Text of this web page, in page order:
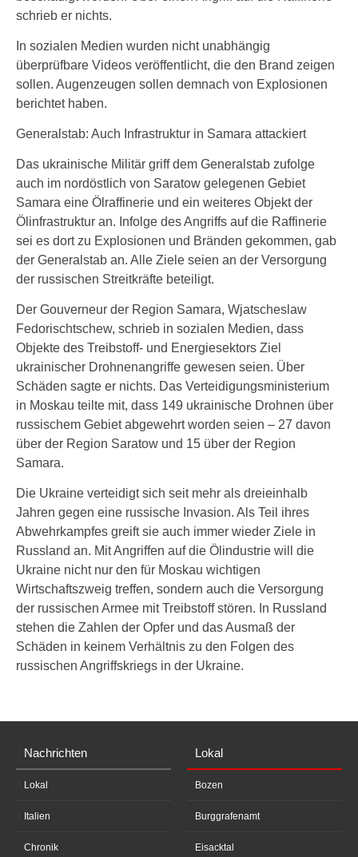
schrieb er nichts.
In sozialen Medien wurden nicht unabhängig
überprüfbare Videos veröffentlicht, die den Brand zeigen
sollen. Augenzeugen sollen demnach von Explosionen
berichtet haben.
Generalstab: Auch Infrastruktur in Samara attackiert
Das ukrainische Militär griff dem Generalstab zufolge
auch im nordöstlich von Saratow gelegenen Gebiet
Samara eine Ölraffinerie und ein weiteres Objekt der
Ölinfrastruktur an. Infolge des Angriffs auf die Raffinerie
sei es dort zu Explosionen und Bränden gekommen, gab
der Generalstab an. Alle Ziele seien an der Versorgung
der russischen Streitkräfte beteiligt.
Der Gouverneur der Region Samara, Wjatscheslaw
Fedorischtschew, schrieb in sozialen Medien, dass
Objekte des Treibstoff- und Energiesektors Ziel
ukrainischer Drohnenangriffe gewesen seien. Über
Schäden sagte er nichts. Das Verteidigungsministerium
in Moskau teilte mit, dass 149 ukrainische Drohnen über
russischem Gebiet abgewehrt worden seien – 27 davon
über der Region Saratow und 15 über der Region
Samara.
Die Ukraine verteidigt sich seit mehr als dreieinhalb
Jahren gegen eine russische Invasion. Als Teil ihres
Abwehrkampfes greift sie auch immer wieder Ziele in
Russland an. Mit Angriffen auf die Ölindustrie will die
Ukraine nicht nur den für Moskau wichtigen
Wirtschaftszweig treffen, sondern auch die Versorgung
der russischen Armee mit Treibstoff stören. In Russland
stehen die Zahlen der Opfer und das Ausmaß der
Schäden in keinem Verhältnis zu den Folgen des
russischen Angriffskriegs in der Ukraine.
Nachrichten
Lokal
Italien
Chronik
Lokal
Bozen
Burggrafenamt
Eisacktal